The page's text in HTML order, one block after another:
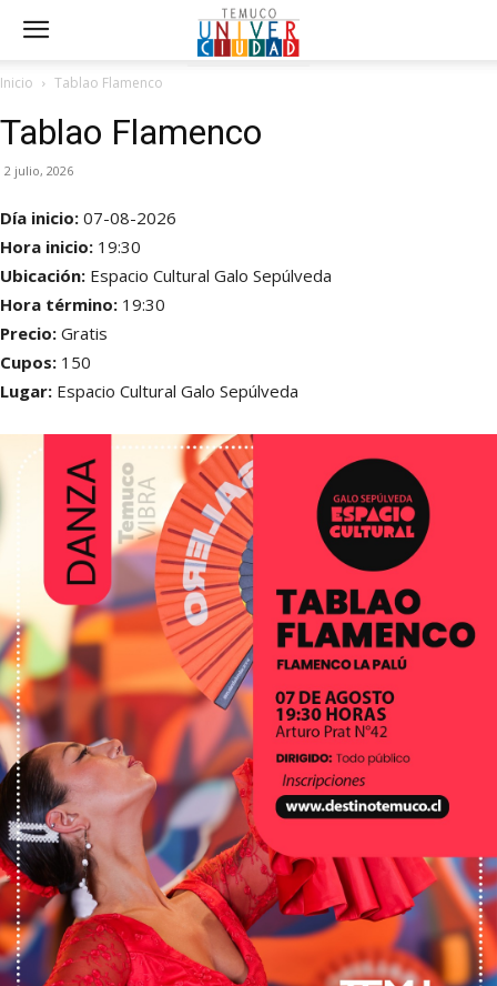
Inicio Tablao Flamenco
Tablao Flamenco
2 julio, 2026
Día inicio: 07-08-2026
Hora inicio: 19:30
Ubicación: Espacio Cultural Galo Sepúlveda
Hora término: 19:30
Precio: Gratis
Cupos: 150
Lugar: Espacio Cultural Galo Sepúlveda